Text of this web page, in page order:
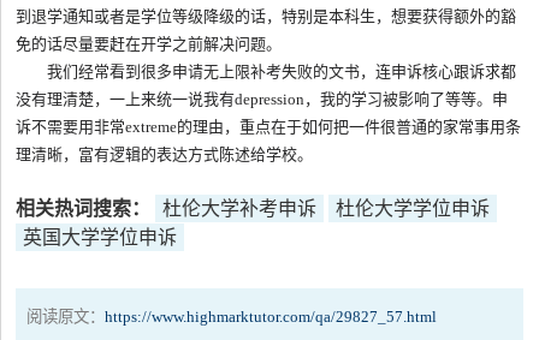
到退学通知或者是学位等级降级的话，特别是本科生，想要获得额外的豁
免的话尽量要赶在开学之前解决问题。
我们经常看到很多申请无上限补考失败的文书，连申诉核心跟诉求都
没有理清楚，一上来统一说我有depression，我的学习被影响了等等。申
诉不需要用非常extreme的理由，重点在于如何把一件很普通的家常事用条
理清晰，富有逻辑的表达方式陈述给学校。
相关热词搜索： 杜伦大学补考申诉
杜伦大学学位申诉
英国大学学位申诉
阅读原文：https://www.highmarktutor.com/qa/29827_57.html